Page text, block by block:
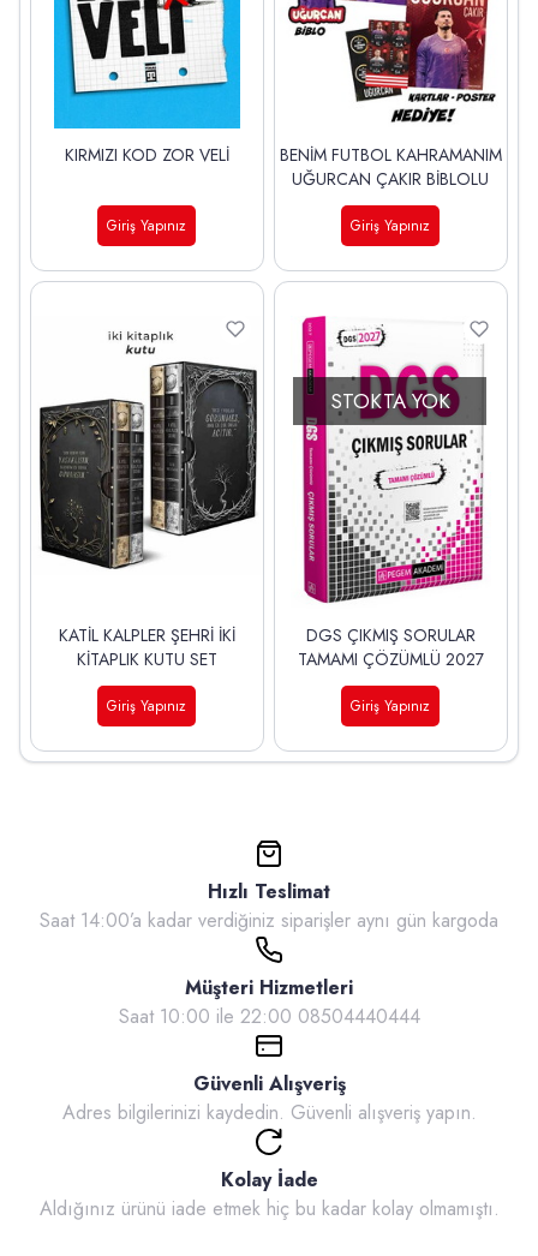
KIRMIZI KOD ZOR VELİ
Giriş Yapınız
BENİM FUTBOL KAHRAMANIM
UĞURCAN ÇAKIR BİBLOLU
Giriş Yapınız
KATİL KALPLER ŞEHRİ İKİ
KİTAPLIK KUTU SET
Giriş Yapınız
STOKTA YOK
DGS ÇIKMIŞ SORULAR
TAMAMI ÇÖZÜMLÜ 2027
Giriş Yapınız
Hızlı Teslimat
Saat 14:00’a kadar verdiğiniz siparişler aynı gün kargoda
Müşteri Hizmetleri
Saat 10:00 ile 22:00 08504440444
Güvenli Alışveriş
Adres bilgilerinizi kaydedin. Güvenli alışveriş yapın.
Kolay İade
Aldığınız ürünü iade etmek hiç bu kadar kolay olmamıştı.